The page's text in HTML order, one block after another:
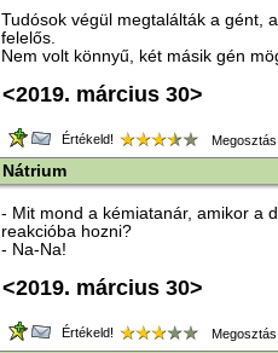
Tudósok végül megtalálták a gént,
felelős.
Nem volt könnyű, két másik gén
<2019. március 30>
Értékeld!
Nátrium
- Mit mond a kémiatanár, amikor a
reakcióba hozni?
- Na-Na!
<2019. március 30>
Értékeld!